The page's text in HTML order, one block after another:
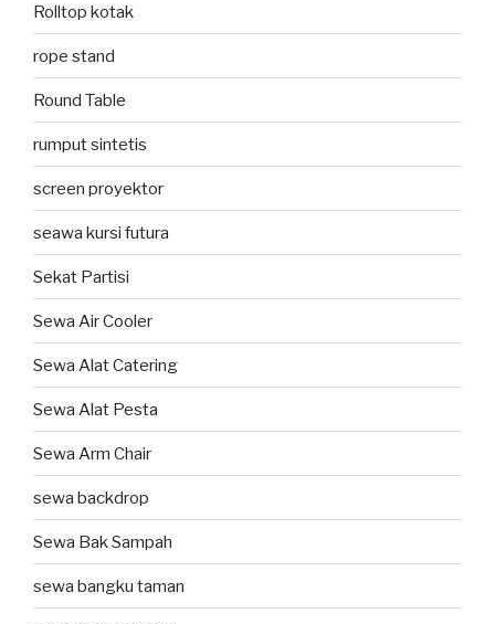
Rolltop kotak
rope stand
Round Table
rumput sintetis
screen proyektor
seawa kursi futura
Sekat Partisi
Sewa Air Cooler
Sewa Alat Catering
Sewa Alat Pesta
Sewa Arm Chair
sewa backdrop
Sewa Bak Sampah
sewa bangku taman